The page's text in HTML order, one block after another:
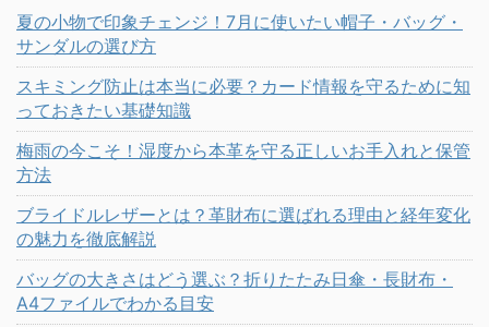
夏の小物で印象チェンジ！7月に使いたい帽子・バッグ・
サンダルの選び方
スキミング防止は本当に必要？カード情報を守るために知
っておきたい基礎知識
梅雨の今こそ！湿度から本革を守る正しいお手入れと保管
方法
ブライドルレザーとは？革財布に選ばれる理由と経年変化
の魅力を徹底解説
バッグの大きさはどう選ぶ？折りたたみ日傘・長財布・
A4ファイルでわかる目安